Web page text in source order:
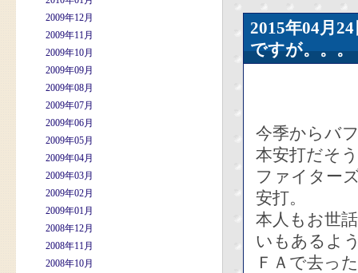
2009年12月
2009年11月
2009年10月
2009年09月
2009年08月
2009年07月
2009年06月
2009年05月
2009年04月
2009年03月
2009年02月
2009年01月
2008年12月
2008年11月
2008年10月
2015年04
ですが。。。
今季からバ
本安打だそ
ファイター
安打。
本人もお世
いもあるよ
ＦＡで去っ